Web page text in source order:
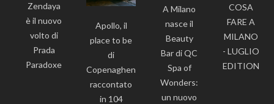
Zendaya
è il nuovo
volto di
Prada
Paradoxe
Apollo, il
place to be
di
Copenaghen
raccontato
in 104
A Milano
nasce il
Beauty
Bar di QC
Spa of
Wonders:
un nuovo
COSA
FARE A
MILANO
- LUGLIO
EDITION